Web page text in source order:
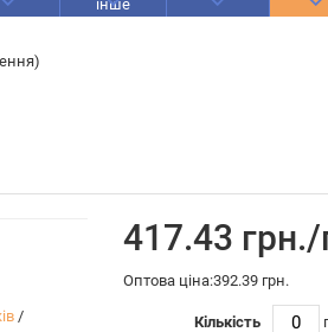
інше
/
417.43
Оптова ціна:392.39 грн.
Кількість